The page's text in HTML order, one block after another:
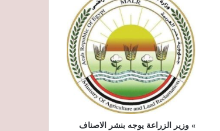
الرقابة المالية تعدّل ضوابط التخصيم
والتأجير التمويلي بالعملة الأجنبية
» وزير الزراعة يوجه بنشر الاصناف